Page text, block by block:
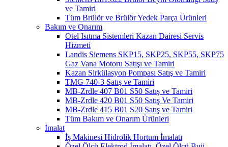
ve Tamiri
Tüm Brülör ve Brülör Yedek Parça Ürünleri
Bakım ve Onarım
Otel Isıtma Sistemleri Kazan Dairesi Servis
Hizmeti
Landis Siemens SKP15, SKP25, SKP55, SKP75
Gaz Vana Motoru Satışı ve Tamiri
Kazan Sirkülasyon Pompası Satış ve Tamiri
TMG 740-3 Satış ve Tamiri
MB-Zrdle 407 B01 S50 Satış ve Tamiri
MB-Zrdle 420 B01 S50 Satış Ve Tamiri
MB-Zrdle 415 B01 S20 Satış ve Tamiri
Tüm Bakım ve Onarım Ürünleri
İmalat
İş Makinesi Hidrolik Hortum İmalatı